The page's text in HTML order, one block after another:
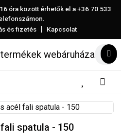
óra között érhetők el a+36 70 533
és fizetés | Kapcsolat
spatula - 150